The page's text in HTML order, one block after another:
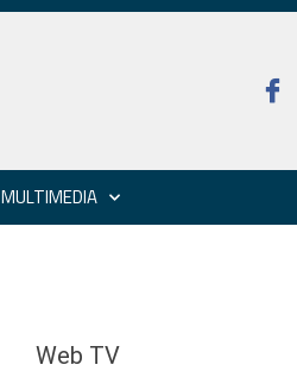
MULTIMEDIA
Web TV